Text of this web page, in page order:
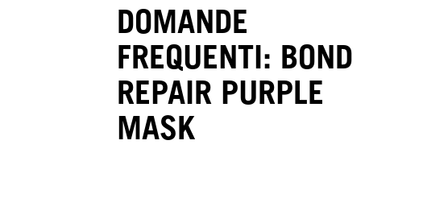
DOMANDE
FREQUENTI: BOND
REPAIR PURPLE
MASK